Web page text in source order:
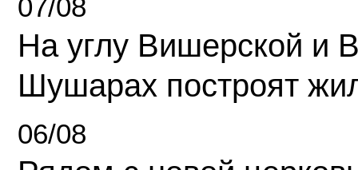
07/08
На углу Вишерской и
Шушарах построят
06/08